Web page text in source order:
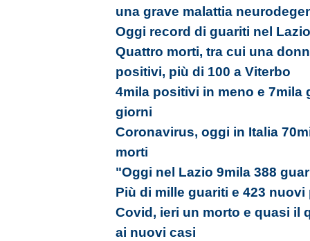
una grave malattia
Oggi record di guariti nel
Quattro morti, tra cui una
positivi, più di 100 a Viterbo
4mila positivi in meno e
giorni
Coronavirus, oggi in Italia
morti
"Oggi nel Lazio 9mila 388
Più di mille guariti e 423
Covid, ieri un morto e quasi il
ai nuovi casi